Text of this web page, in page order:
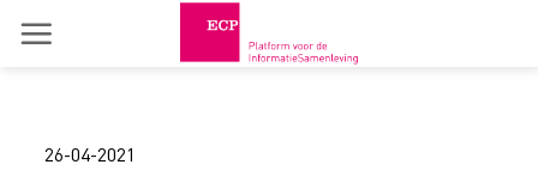
26-04-2021